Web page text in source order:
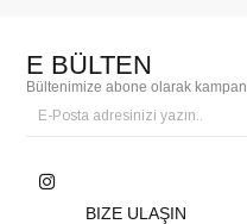
E BÜLTEN
Bültenimize abone olarak
BIZE ULAŞIN